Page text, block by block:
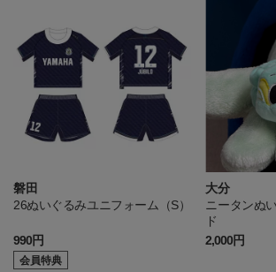
磐田
26ぬいぐるみユニフォーム（S）
990円
会員特典
大分
ニータンぬ
ド
2,000円